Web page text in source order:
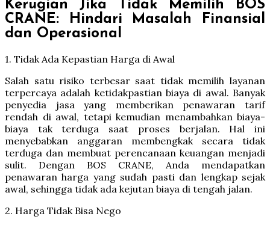
Kerugian Jika Tidak Memilih BOS
CRANE: Hindari Masalah Finansial
dan Operasional
1. Tidak Ada Kepastian Harga di Awal
Salah satu risiko terbesar saat tidak memilih layanan
terpercaya adalah ketidakpastian biaya di awal. Banyak
penyedia jasa yang memberikan penawaran tarif
rendah di awal, tetapi kemudian menambahkan biaya-
biaya tak terduga saat proses berjalan. Hal ini
menyebabkan anggaran membengkak secara tidak
terduga dan membuat perencanaan keuangan menjadi
sulit. Dengan BOS CRANE, Anda mendapatkan
penawaran harga yang sudah pasti dan lengkap sejak
awal, sehingga tidak ada kejutan biaya di tengah jalan.
2. Harga Tidak Bisa Nego